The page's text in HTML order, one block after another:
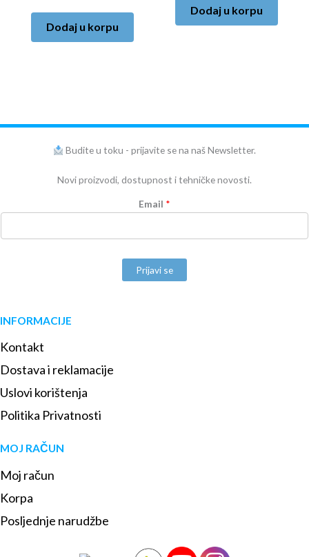
Dodaj u korpu
Dodaj u korpu
Budite u toku - prijavite se na naš Newsletter.
Novi proizvodi, dostupnost i tehničke novosti.
Email *
Prijavi se
INFORMACIJE
Kontakt
Dostava i reklamacije
Uslovi korištenja
Politika Privatnosti
MOJ RAČUN
Moj račun
Korpa
Posljednje narudžbe